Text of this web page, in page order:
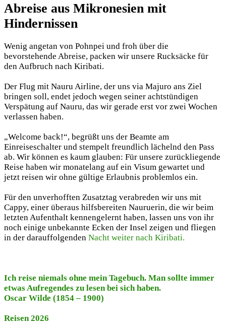
Abreise aus Mikronesien mit
Hindernissen
Wenig angetan von Pohnpei und froh über die
bevorstehende Abreise, packen wir unsere Rucksäcke für
den Aufbruch nach Kiribati.
Der Flug mit Nauru Airline, der uns via Majuro ans Ziel
bringen soll, endet jedoch wegen seiner achtstündigen
Verspätung auf Nauru, das wir gerade erst vor zwei Wochen
verlassen haben.
„Welcome back!“, begrüßt uns der Beamte am
Einreiseschalter und stempelt freundlich lächelnd den Pass
ab. Wir können es kaum glauben: Für unsere zurückliegende
Reise haben wir monatelang auf ein Visum gewartet und
jetzt reisen wir ohne gültige Erlaubnis problemlos ein.
Für den unverhofften Zusatztag verabreden wir uns mit
Cappy, einer überaus hilfsbereiten Nauruerin, die wir beim
letzten Aufenthalt kennengelernt haben, lassen uns von ihr
noch einige unbekannte Ecken der Insel zeigen und fliegen
in der darauffolgenden Nacht weiter nach Kiribati.
Ich reise niemals ohne mein Tagebuch. Man sollte immer
etwas Aufregendes zu lesen bei sich haben.
Oscar Wilde (1854 – 1900)
Reisen 2026